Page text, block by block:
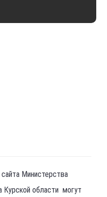
Министерства
Курской области могут